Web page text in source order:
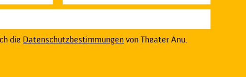
die Datenschutzbestimmungenvon Theater Anu.